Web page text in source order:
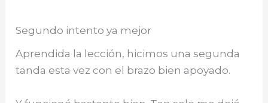
Segundo intento ya mejor
Aprendida la lección, hicimos una segunda
tanda esta vez con el brazo bien apoyado.